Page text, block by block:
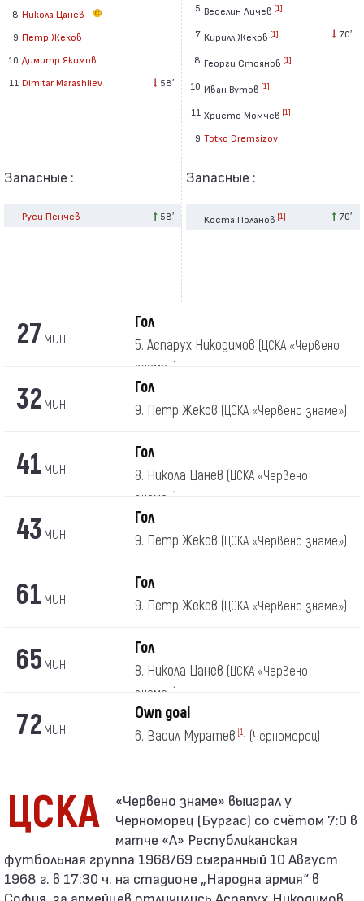
8 Никола Цанев
9 Петр Жеков
10 Димитр Якимов
11 Dimitar Marashliev 58′
Запасные :
Руси Пенчев 58′
5 Веселин Личев [1]
7 Кирилл Жеков [1] 70′
8 Георги Стоянов [1]
10 Иван Вутов [1]
11 Христо Момчев [1]
9 Totko Dremsizov
Запасные :
Коста Поланов [1] 70′
27 мин
Гол
5. Аспарух Никодимов (ЦСКА «Червено
знаме»)
32мин
Гол
9. Петр Жеков (ЦСКА «Червено знаме»)
41 мин
Гол
8. Никола Цанев (ЦСКА «Червено
знаме»)
43мин
Гол
9. Петр Жеков (ЦСКА «Червено знаме»)
61 мин
Гол
9. Петр Жеков (ЦСКА «Червено знаме»)
65мин
Гол
8. Никола Цанев (ЦСКА «Червено
знаме»)
72мин
Own goal
6. Васил Муратев [1] (Черноморец)
ЦСКА
Черноморец (Бургас) со счётом 7:0 в
матче «А» Республиканская
футбольная группа 1968/69 сыгранный 10 Август
1968 г. в 17:30 ч. на стадионе „Народна армия“ в
София. за армейцев отличились Аспарух Никодимов